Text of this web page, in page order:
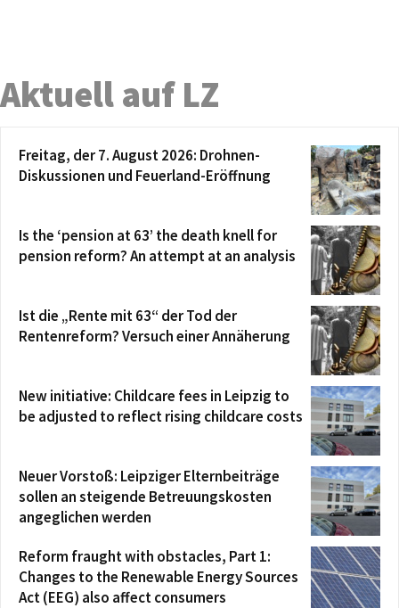
Aktuell auf LZ
Freitag, der 7. August 2026: Drohnen-
Diskussionen und Feuerland-Eröffnung
Is the ‘pension at 63’ the death knell for
pension reform? An attempt at an analysis
Ist die „Rente mit 63“ der Tod der
Rentenreform? Versuch einer Annäherung
New initiative: Childcare fees in Leipzig to
be adjusted to reflect rising childcare costs
Neuer Vorstoß: Leipziger Elternbeiträge
sollen an steigende Betreuungskosten
angeglichen werden
Reform fraught with obstacles, Part 1:
Changes to the Renewable Energy Sources
Act (EEG) also affect consumers